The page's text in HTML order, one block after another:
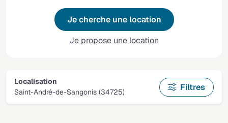
Je cherche une location
Je propose une location
Localisation
Saint-André-de-Sangonis (34725)
Filtres